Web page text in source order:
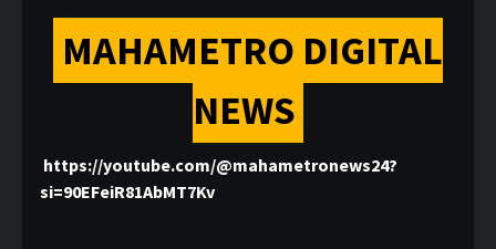
MAHAMETRO DIGITAL
NEWS
https://youtube.com/@mahametronews24?
si=90EFeiR81AbMT7Kv